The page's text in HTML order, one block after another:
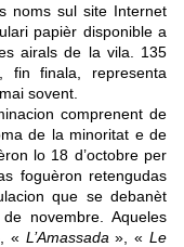
noms sul site Internet
papièr disponible a
airals de la vila. 135
fin finala, representa
sovent.
comprenent de
de la minoritat e de
lo 18 d’octobre per
foguèron retengudas
que se debanèt
novembre. Aqueles
« L’Amassada », «Le